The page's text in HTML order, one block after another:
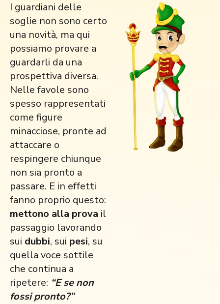
I guardiani delle
soglie non sono certo
una novità, ma qui
possiamo provare a
guardarli da una
prospettiva diversa.
Nelle favole sono
spesso rappresentati
come figure
minacciose, pronte ad
attaccare o
respingere chiunque
non sia pronto a
passare. E in effetti
fanno proprio questo:
mettono alla prova il
passaggio lavorando
sui dubbi, sui pesi, su
quella voce sottile
che continua a
ripetere: “E se non
fossi pronto?”